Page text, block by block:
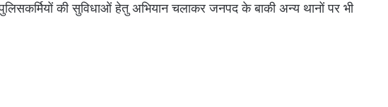
की सुविधाओं हेतु अभियान चलाकर जनपद के बाकी अन्य थानों पर भी